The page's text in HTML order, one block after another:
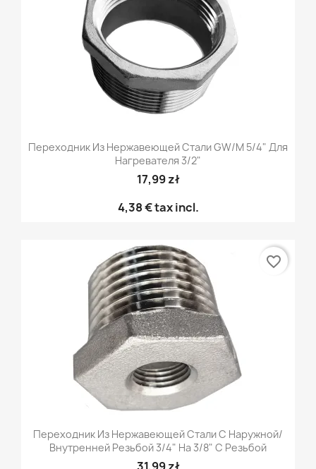
Переходник Из Нержавеющей Стали GW/M 5/4" Для
Нагревателя 3/2"
17,99 zł
4,38 €tax incl.
Переходник Из Нержавеющей Стали С Наружной/
Внутренней Резьбой 3/4" На 3/8" С Резьбой
favorite_border